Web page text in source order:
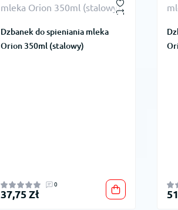
Dzbanek do spieniania mleka
Orion 350ml (stalowy)
0
37,75 Zł